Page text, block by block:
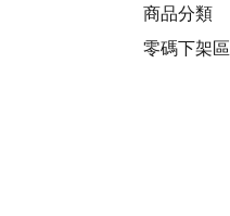
商品分類
零碼下架區